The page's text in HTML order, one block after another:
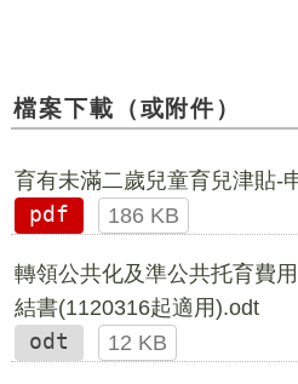
檔案下載（或附件）
育有未滿二歲兒童育兒津貼-
pdf
186 KB
轉領公共化及準公共托育費
結書(1120316起適用).odt
odt
12 KB